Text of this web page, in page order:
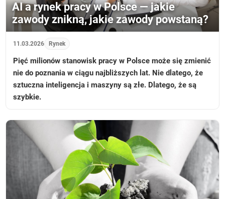
AI a rynek pracy w Polsce — jakie
zawody znikną, jakie zawody powstaną?
11.03.2026 Rynek
Pięć milionów stanowisk pracy w Polsce może się zmienić
nie do poznania w ciągu najbliższych lat. Nie dlatego, że
sztuczna inteligencja i maszyny są złe. Dlatego, że są
szybkie.